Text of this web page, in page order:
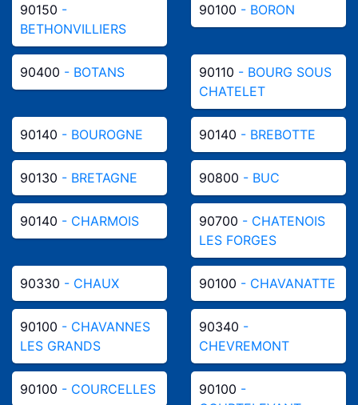
90150 -
BETHONVILLIERS
90100 - BORON
90400 - BOTANS 90110 - BOURG SOUS
CHATELET
90140 - BOUROGNE 90140 - BREBOTTE
90130 - BRETAGNE 90800 - BUC
90140 - CHARMOIS 90700 - CHATENOIS
LES FORGES
90330 - CHAUX 90100 - CHAVANATTE
90100 - CHAVANNES
LES GRANDS
90340 -
CHEVREMONT
90100 - COURCELLES 90100 -